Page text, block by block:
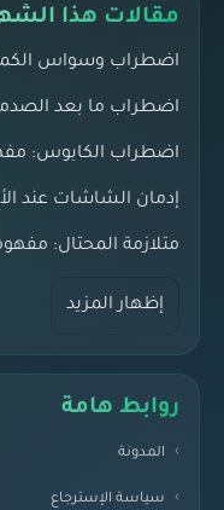
مقالات هذا
اضطراب وسواس
اضطراب ما بعد
اضطراب الكابوس:
إدمان الشاشات عند
متلازمة المحتال:
إظهار المزيد
روابط هامة
المدونة
سياسة الإسترجاع